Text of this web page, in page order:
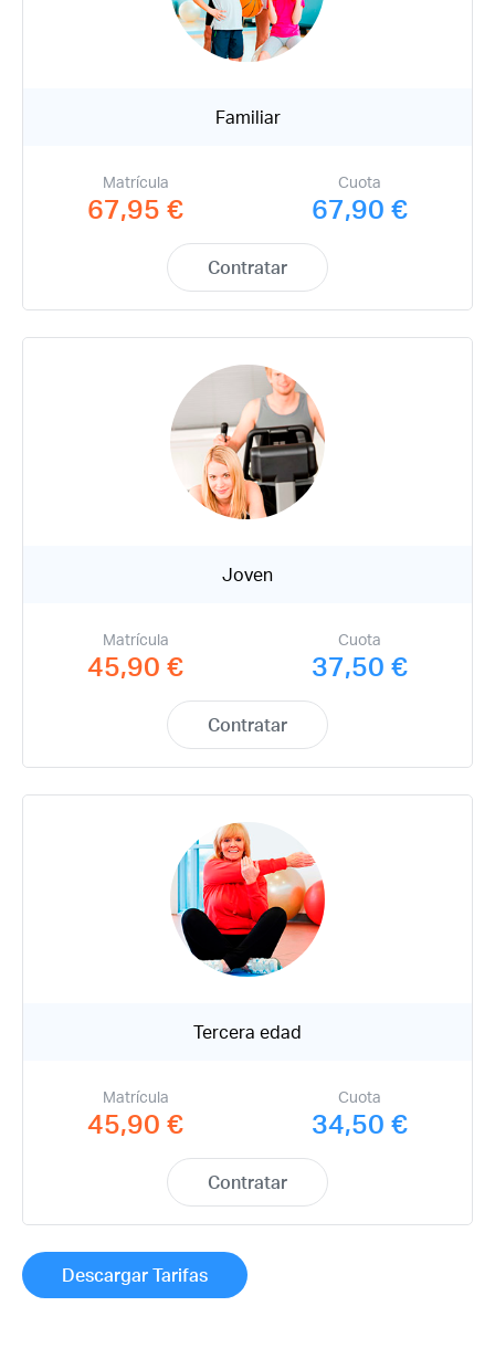
Acceso socios
Recuerda mis claves
Familiar
Matrícula
67,95 €
Cuota
67,90 €
Contratar
Joven
Matrícula
45,90 €
Cuota
37,50 €
Contratar
Tercera edad
Matrícula
45,90 €
Cuota
34,50 €
Contratar
Descargar Tarifas